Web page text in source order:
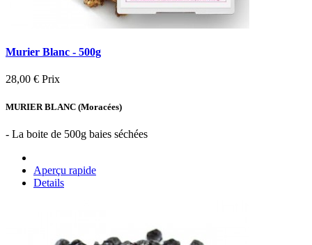
Murier Blanc - 500g
28,00 € Prix
MURIER BLANC (Moracées)
- La boite de 500g baies séchées
Aperçu rapide
Details